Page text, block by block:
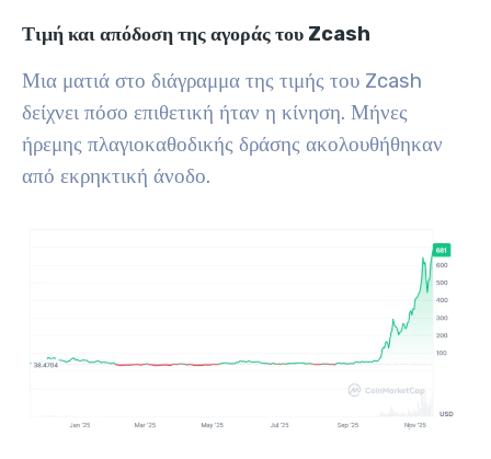
Τιμή και απόδοση της αγοράς του Zcash
Μια ματιά στο διάγραμμα της τιμής του Zcash
δείχνει πόσο επιθετική ήταν η κίνηση. Μήνες
ήρεμης πλαγιοκαθοδικής δράσης ακολουθήθηκαν
από εκρηκτική άνοδο.